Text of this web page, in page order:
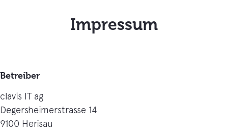
Impressum
Betreiber
clavis IT ag
Degersheimerstrasse 14
9100 Herisau